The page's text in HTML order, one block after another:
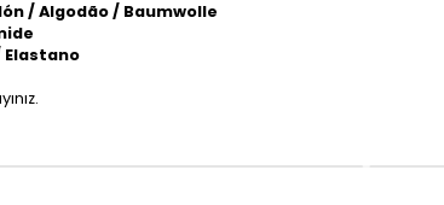
/ Algodão / Baumwolle
Elastano